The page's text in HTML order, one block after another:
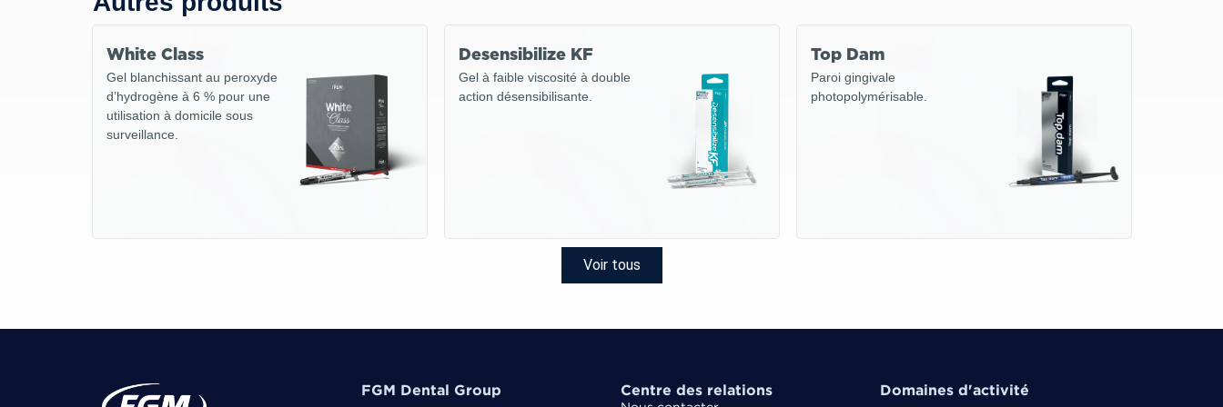
White Class
Gel blanchissant au peroxyde
d’hydrogène à 6 % pour une
utilisation à domicile sous
surveillance.
Desensibilize KF
Gel à faible viscosité à double
action désensibilisante.
Top Dam
Paroi gingivale
photopolymérisable.
Voir tous
FGM Dental Group Centre des relations Domaines d'activité